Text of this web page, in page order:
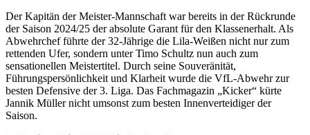
Der Kapitän der Meister-Mannschaft war bereits in der Rückrunde
der Saison 2024/25 der absolute Garant für den Klassenerhalt. Als
Abwehrchef führte der 32-Jährige die Lila-Weißen nicht nur zum
rettenden Ufer, sondern unter Timo Schultz nun auch zum
sensationellen Meistertitel. Durch seine Souveränität,
Führungspersönlichkeit und Klarheit wurde die VfL-Abwehr zur
besten Defensive der 3. Liga. Das Fachmagazin „Kicker“ kürte
Jannik Müller nicht umsonst zum besten Innenverteidiger der
Saison.